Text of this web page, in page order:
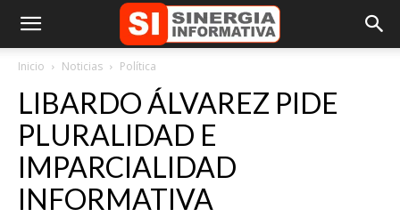
Inicio Noticias Política
LIBARDO ÁLVAREZ PIDE
PLURALIDAD E
IMPARCIALIDAD
INFORMATIVA